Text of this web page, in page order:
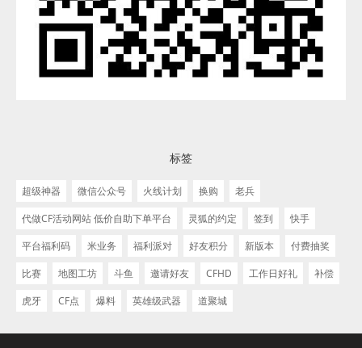
标签
超级神器 微信公众号 火线计划 换购
老兵
代做CF活动网站 低价自助下单平台
灵狐的约定 签到
快手
平台福利码
米业务 福利派对 好友积分 新版本
付费抽奖
比赛
地图工坊 斗鱼 邀请好友 CFHD 工作日好礼
补偿
虎牙
CF点 爆料 英雄级武器 道聚城